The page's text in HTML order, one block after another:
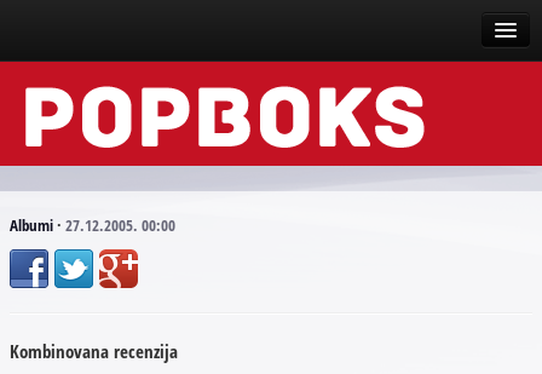
Vesti
Događaji
Tekstovi
Scena
Albumi· 27.12.2005. 00:00
Kombinovana recenzija